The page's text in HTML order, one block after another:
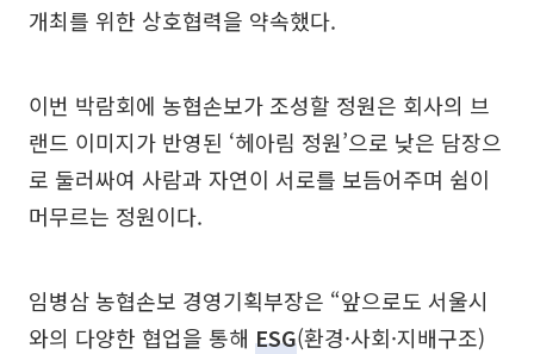
개최를 위한 상호협력을 약속했다.
이번 박람회에 농협손보가 조성할 정원은 회사의 브
랜드 이미지가 반영된 ‘헤아림 정원’으로 낮은 담장으
로 둘러싸여 사람과 자연이 서로를 보듬어주며 쉼이
머무르는 정원이다.
임병삼 농협손보 경영기획부장은 “앞으로도 서울시
와의 다양한 협업을 통해 ESG(환경·사회·지배구조)